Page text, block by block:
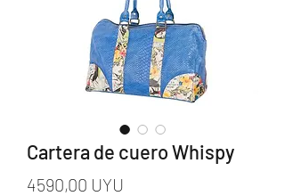
Cartera de cuero Whispy
4590,00 UYU